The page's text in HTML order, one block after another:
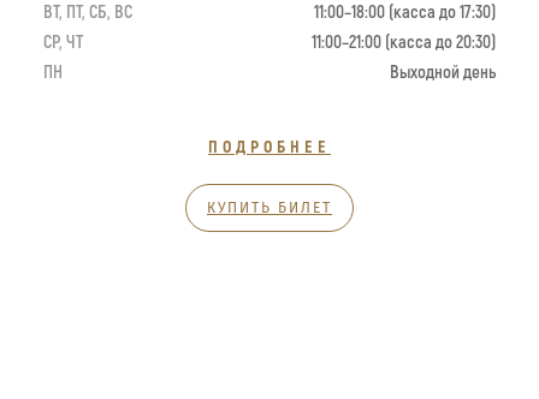
ВТ, ПТ, СБ, ВС
11:00–18:00 (касса до 17:30)
СР, ЧТ
11:00–21:00 (касса до 20:30)
ПН
Выходной день
ПОДРОБНЕЕ
КУПИТЬ БИЛЕТ